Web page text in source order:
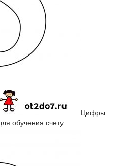
Цифры
обучения счету